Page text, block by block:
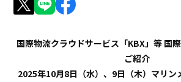
サステナビリティ
採用情報
KONOIKEジャーナル
国際物流クラウドサービス「KBX」等 国
ご紹介
2025年10月8日（水）、9日（木）マリン